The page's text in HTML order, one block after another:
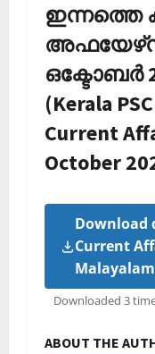
ഇന്നത്തെ
ഒക്ടോബര്‍
(Kerala PSC
Current
October
Download
Current
Malayalam
Downloaded 3
ABOUT THE